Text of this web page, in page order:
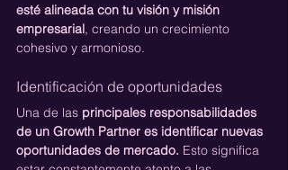
esté alineada con tu visión y misión
empresarial, creando un crecimiento
cohesivo y armonioso.
Identificación de oportunidades
Una de las principales responsabilidades
de un Growth Partner es identificar nuevas
oportunidades de mercado. Esto significa